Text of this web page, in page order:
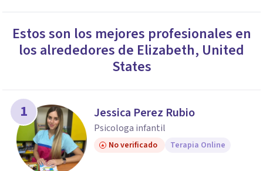
Estos son los mejores profesionales en
los alrededores de Elizabeth, United
States
1 Jessica Perez Rubio
Psicologa infantil
No verificado Terapia Online